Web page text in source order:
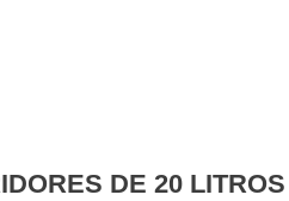
DE 20 LITROS